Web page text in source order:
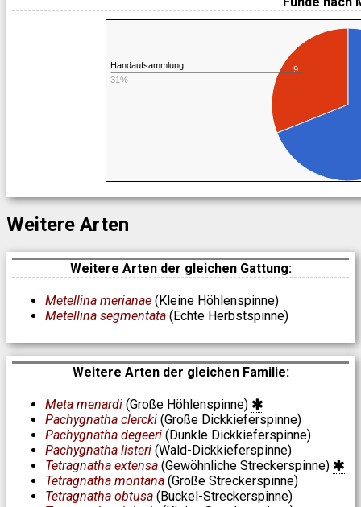
9
Handaufsammlung
31%
Weitere Arten
Weitere Arten der gleichen Gattung:
Metellina merianae (Kleine Höhlenspinne)
Metellina segmentata (Echte Herbstspinne)
Weitere Arten der gleichen Familie:
Meta menardi (Große Höhlenspinne)
Pachygnatha clercki (Große Dickkieferspinne)
Pachygnatha degeeri (Dunkle Dickkieferspinne)
Pachygnatha listeri (Wald-Dickkieferspinne)
Tetragnatha extensa (Gewöhnliche Streckerspinne)
Tetragnatha montana (Große Streckerspinne)
Tetragnatha obtusa (Buckel-Streckerspinne)